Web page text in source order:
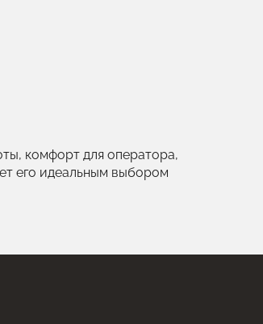
комфорт для оператора,
его идеальным выбором